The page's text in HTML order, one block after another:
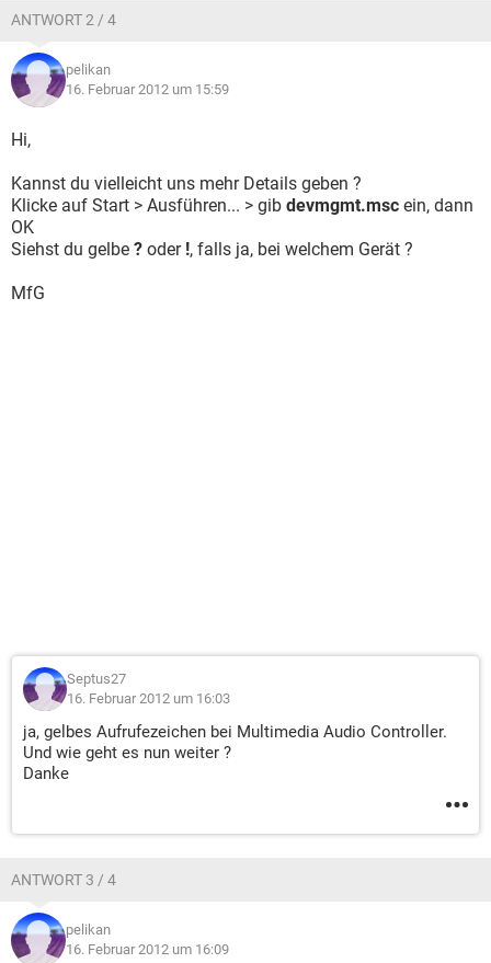
ANTWORT 2 / 4
pelikan
16. Februar 2012 um 15:59
Hi,
Kannst du vielleicht uns mehr Details geben ?
Klicke auf Start > Ausführen... > gib devmgmt.msc ein, dann
OK
Siehst du gelbe ? oder !, falls ja, bei welchem Gerät ?
MfG
Septus27
16. Februar 2012 um 16:03
ja, gelbes Aufrufezeichen bei Multimedia Audio Controller.
Und wie geht es nun weiter ?
Danke
ANTWORT 3 / 4
pelikan
16. Februar 2012 um 16:09